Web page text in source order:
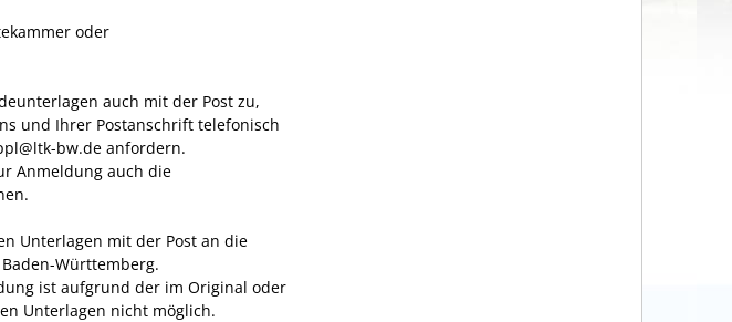
oder
auch mit der Post zu,
und Ihrer Postanschrift telefonisch
bw.de anfordern.
Anmeldung auch die
Unterlagen mit der Post an die
Württemberg.
ist aufgrund der im Original oder
Unterlagen nicht möglich.